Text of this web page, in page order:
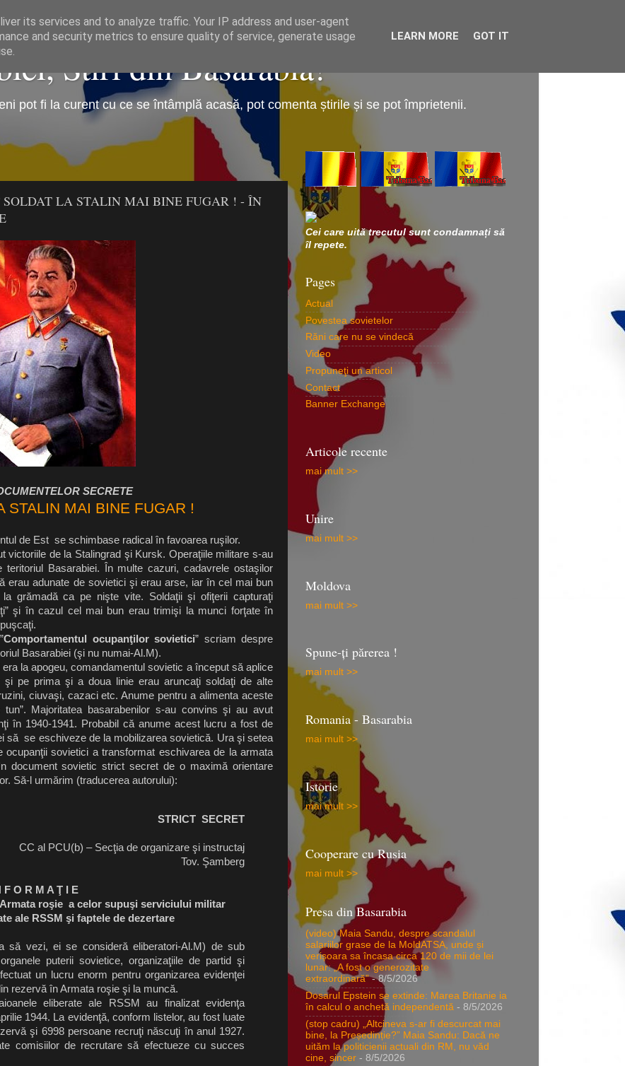
Stiri din Basarabia!
pot fi la curent cu ce se întâmplă acasă, pot comenta știrile și se pot împrietenii.
SOLDAT LA STALIN MAI BINE FUGAR ! - ÎN
SECRETE
STALIN MAI BINE FUGAR !
de Est se schimbase radical în favoarea ruşilor.
victoriile de la Stalingrad şi Kursk. Operaţiile militare s-au
Basarabiei. În multe cazuri, cadavrele ostaşilor
erau adunate de sovietici şi erau arse, iar în cel mai bun
grămadă ca pe nişte vite. Soldaţii şi ofiţerii capturaţi
şi în cazul cel mai bun erau trimişi la munci forţate în
Comportamentul ocupanţilor sovietici” scriam despre
Basarabiei (şi nu numai-Al.M).
la apogeu, comandamentul sovietic a început să aplice
şi pe prima şi a doua linie erau aruncaţi soldaţi de alte
ciuvaşi, cazaci etc. Anume pentru a alimenta aceste
Majoritatea basarabenilor s-au convins şi au avut
în 1940-1941. Probabil că anume acest lucru a fost de
să se eschiveze de la mobilizarea sovietică. Ura şi setea
sovietici a transformat eschivarea de la armata
document sovietic strict secret de o maximă orientare
Să-l urmărim (traducerea autorului):
STRICT SECRET
CC al PCU(b) – Secţia de organizare şi instructaj
Tov. Şamberg
F O R M A Ţ I E
roşie a celor supuşi serviciului militar
ale RSSM şi faptele de dezertare
să vezi, ei se consideră eliberatori-Al.M) de sub
puterii sovietice, organizaţiile de partid şi
un lucru enorm pentru organizarea evidenţei
rezervă în Armata roşie şi la muncă.
eliberate ale RSSM au finalizat evidenţa
1944. La evidenţă, conform listelor, au fost luate
şi 6998 persoane recruţi născuţi în anul 1927.
comisiilor de recrutare să efectueze cu succes
Cei care uită trecutul sunt condamnați să
îl repete.
Pages
Actual
Povestea sovietelor
Răni care nu se vindecă
Video
Propuneţi un articol
Contact
Banner Exchange
Articole recente
mai mult >>
Unire
mai mult >>
Moldova
mai mult >>
Spune-ţi părerea !
mai mult >>
Romania - Basarabia
mai mult >>
Istorie
mai mult >>
Cooperare cu Rusia
mai mult >>
Presa din Basarabia
(video) Maia Sandu, despre scandalul
salariilor grase de la MoldATSA, unde și
verișoara sa încasa circa 120 de mii de lei
lunar: „A fost o generozitate
extraordinară”- 8/5/2026
Dosarul Epstein se extinde: Marea Britanie ia
în calcul o anchetă independentă - 8/5/2026
(stop cadru) „Altcineva s-ar fi descurcat mai
bine, la Președinție?” Maia Sandu: Dacă ne
uităm la politicienii actuali din RM, nu văd
cine, sincer - 8/5/2026
its services and to analyze traffic. Your IP address and user-agent
and security metrics to ensure quality of service, generate usage
LEARN MORE GOT IT